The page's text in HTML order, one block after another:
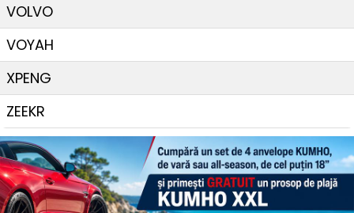
VOLVO
VOYAH
XPENG
ZEEKR